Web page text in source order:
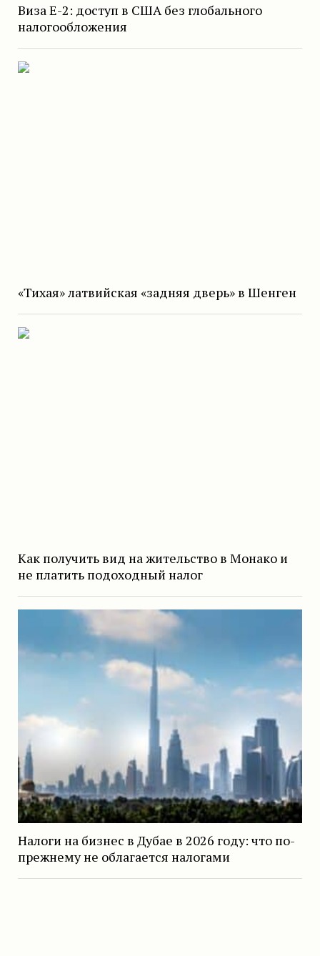
Виза E-2: доступ в США без глобального
налогообложения
«Тихая» латвийская «задняя дверь» в Шенген
Как получить вид на жительство в Монако и
не платить подоходный налог
Налоги на бизнес в Дубае в 2026 году: что по-
прежнему не облагается налогами